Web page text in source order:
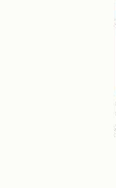
Interessiert
26-32 rue Jean